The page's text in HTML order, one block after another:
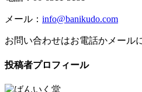
メール： info@banikudo.com
お問い合わせはお電話かメール
投稿者プロフィール